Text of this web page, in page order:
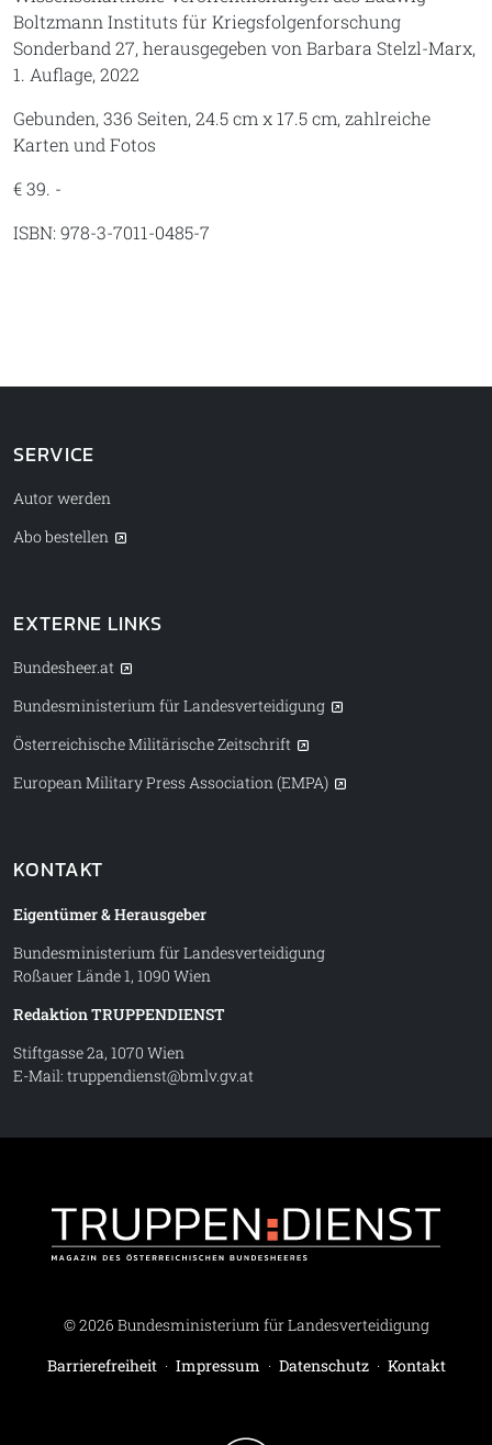
Boltzmann Instituts für Kriegsfolgenforschung
Sonderband 27, herausgegeben von Barbara Stelzl-Marx,
1. Auflage, 2022
Gebunden, 336 Seiten, 24.5 cm x 17.5 cm, zahlreiche
Karten und Fotos
€ 39. -
ISBN: 978-3-7011-0485-7
SERVICE
Autor werden
Abo bestellen
EXTERNE LINKS
Bundesheer.at
Bundesministerium für Landesverteidigung
Österreichische Militärische Zeitschrift
European Military Press Association (EMPA)
KONTAKT
Eigentümer & Herausgeber
Bundesministerium für Landesverteidigung
Roßauer Lände 1, 1090 Wien
Redaktion TRUPPENDIENST
Stiftgasse 2a, 1070 Wien
E-Mail: truppendienst@bmlv.gv.at
© 2026 Bundesministerium für Landesverteidigung
Barrierefreiheit · Impressum · Datenschutz · Kontakt